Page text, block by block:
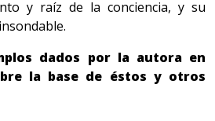
y raíz de la conciencia, y su
dados por la autora en
la base de éstos y otros